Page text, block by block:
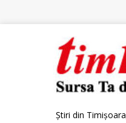
Știri din